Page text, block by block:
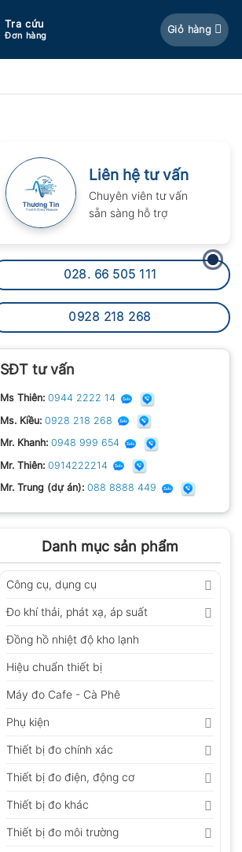
Tra cứu
Đơn hàng
Giỏ hàng
Liên hệ tư vấn
Chuyên viên tư vấn
sẵn sàng hỗ trợ
028. 66 505 111
0928 218 268
SĐT tư vấn
Ms Thiên: 0944 2222 14
Ms. Kiều: 0928 218 268
Mr. Khanh: 0948 999 654
Mr. Thiên: 0914222214
Mr. Trung (dự án): 088 8888 449
Danh mục sản phẩm
Công cụ, dụng cụ
Đo khí thải, phát xạ, áp suất
Đồng hồ nhiệt độ kho lạnh
Hiệu chuẩn thiết bị
Máy đo Cafe - Cà Phê
Phụ kiện
Thiết bị đo chính xác
Thiết bị đo điện, động cơ
Thiết bị đo khác
Thiết bị đo môi trường